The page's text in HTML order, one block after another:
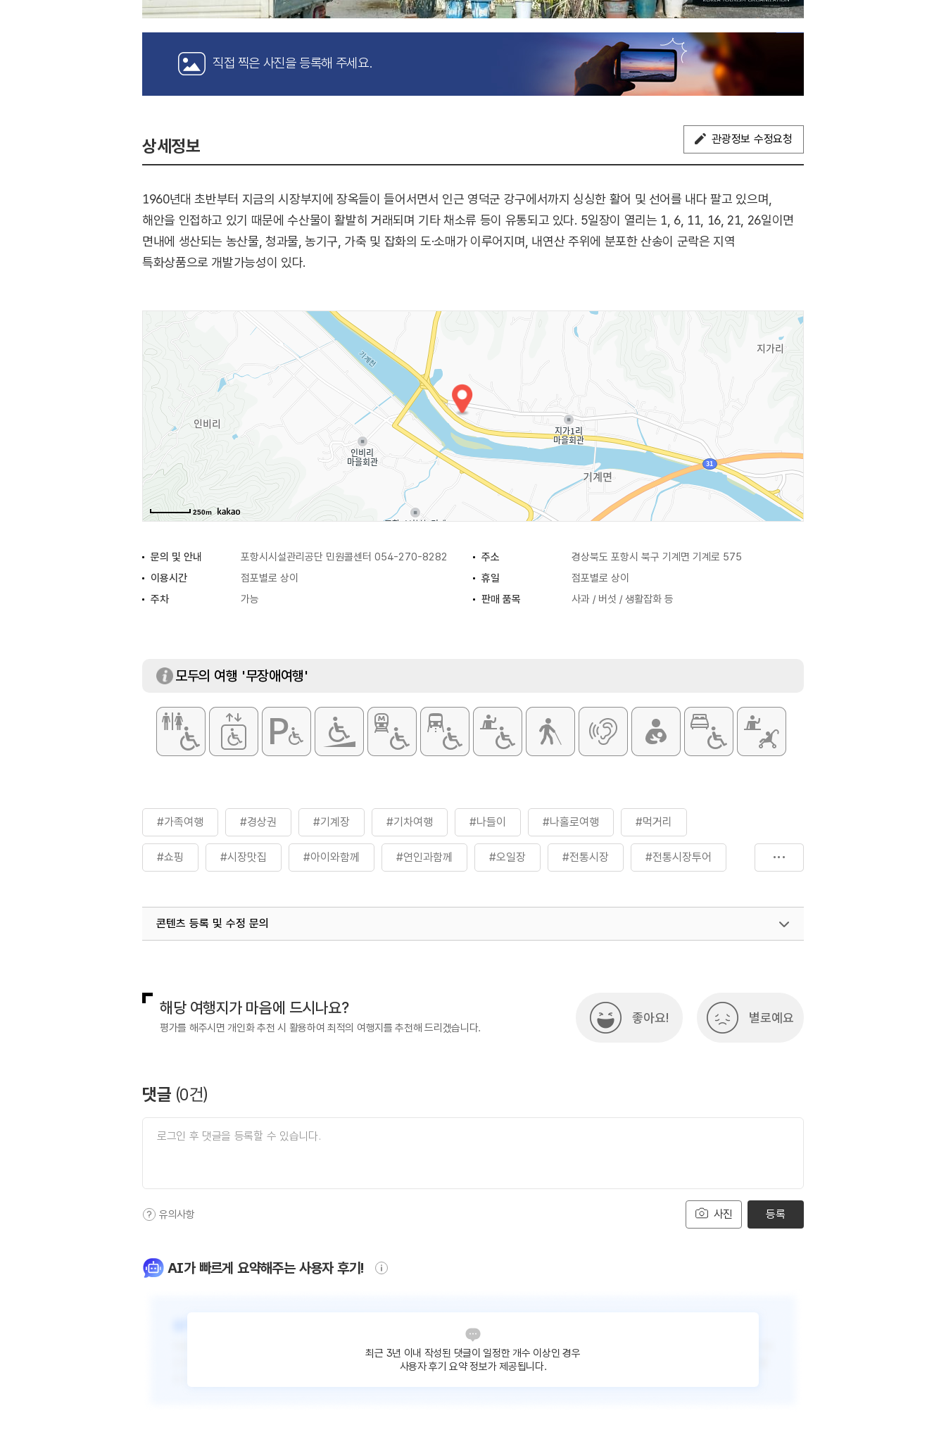
직접 찍은 사진을 등록해 주세요.
상세정보 관광정보 수정요청
1960년대 초반부터 지금의 시장부지에 장옥들이 들어서면서 인근 영덕군 강구에서까지 싱싱한 활어 및 선어를 내다 팔고 있으며,
해안을 인접하고 있기 때문에 수산물이 활발히 거래되며 기타 채소류 등이 유통되고 있다. 5일장이 열리는 1, 6, 11, 16, 21, 26일이면
면내에 생산되는 농산물, 청과물, 농기구, 가축 및 잡화의 도·소매가 이루어지며, 내연산 주위에 분포한 산송이 군락은 지역
특화상품으로 개발가능성이 있다.
250m
문의 및 안내 포항시시설관리공단 민원콜센터 054-270-8282 주소
경상북도 포항시 북구 기계면 기계로 575
이용시간
점포별로 상이 휴일
점포별로 상이
주차
가능 판매 품목 사과 / 버섯 / 생활잡화 등
모두의 여행 '무장애여행'
#가족여행 #경상권 #기계장 #기차여행 #나들이 #나홀로여행 #먹거리
#쇼핑 #시장맛집 #아이와함께 #연인과함께 #오일장 #전통시장 #전통시장투어
콘텐츠 등록 및 수정 문의
해당 여행지가 마음에 드시나요?
평가를 해주시면 개인화 추천 시 활용하여 최적의 여행지를 추천해 드리겠습니다.
좋아요! 별로예요
댓글 (0건)
사진
유의사항 등록
AI가 빠르게 요약해주는 사용자 후기!
최근 3년 이내 작성된 댓글이 일정한 개수 이상인 경우
사용자 후기 요약 정보가 제공됩니다.